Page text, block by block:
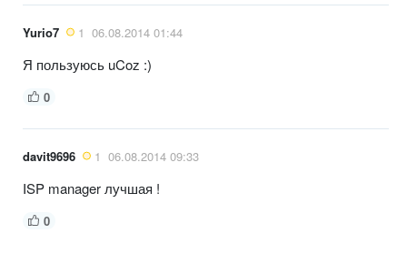
Yurio7 1 06.08.2014 01:44
Я пользуюсь uCoz :)
0
davit9696 1 06.08.2014 09:33
ISP manager лучшая !
0